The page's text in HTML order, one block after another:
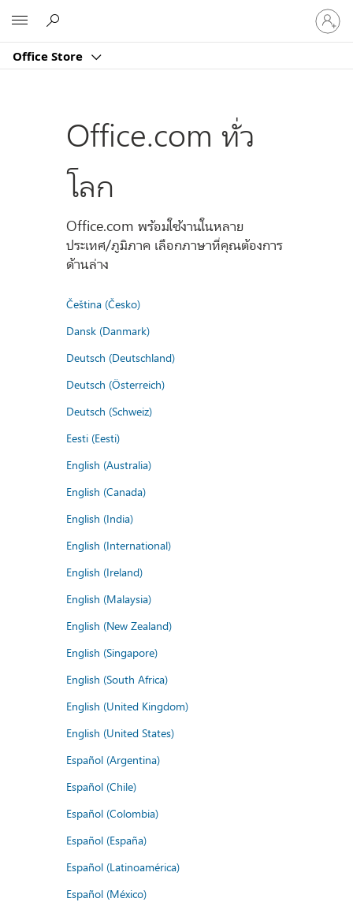
Office Store
ลงชื่อ
เข้า
บัญชี
Office.com ทั่ว
โลก
Office.com พร้อมใช้งานในหลาย
ประเทศ/ภูมิภาค เลือกภาษาที่คุณต้องการ
ด้านล่าง
Čeština (Česko)
Dansk (Danmark)
Deutsch (Deutschland)
Deutsch (Österreich)
Deutsch (Schweiz)
Eesti (Eesti)
English (Australia)
English (Canada)
English (India)
English (International)
English (Ireland)
English (Malaysia)
English (New Zealand)
English (Singapore)
English (South Africa)
English (United Kingdom)
English (United States)
Español (Argentina)
Español (Chile)
Español (Colombia)
Español (España)
Español (Latinoamérica)
Español (México)